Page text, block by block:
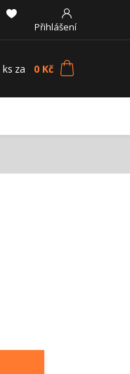
Přihlášení
ks za 0 Kč